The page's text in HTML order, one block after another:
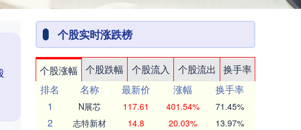
个股实时涨跌榜
个股涨幅 个股跌幅 个股流入 个股流出
换手率
排名
名称 最新价 涨幅
换手率
1
N展芯 117.61 401.54% 71.45%
2 志特新材 14.8 20.03% 13.97%